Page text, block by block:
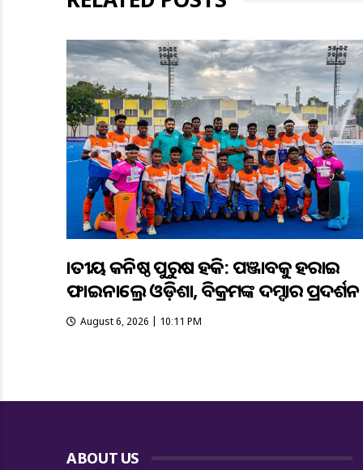
ଜାତୀୟ କନିଷ୍ଠ ପୁରୁଷ ହକି: ପଞ୍ଜାବକୁ ହରାଇ
ଫାଇନାଲ୍ରେ ଓଡ଼ିଶା, ବିକ୍ରମଙ୍କ ଦମ୍ଦାର ପ୍ରଦର୍ଶନ
August 6, 2026 | 10:11 PM
ABOUT US